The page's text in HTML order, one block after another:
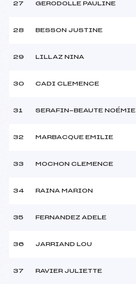
27 GERODOLLE PAULINE
28 BESSON JUSTINE
29 LILLAZ NINA
30 CADI CLEMENCE
31 SERAFIN-BEAUTE NOÉMIE
32 MARBACQUE EMILIE
33 MOCHON CLEMENCE
34 RAINA MARION
35 FERNANDEZ ADELE
36 JARRIAND LOU
37 RAVIER JULIETTE